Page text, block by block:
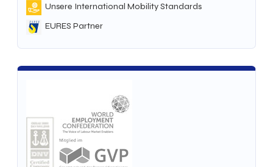
Unsere International Mobility Standards
EURES Partner